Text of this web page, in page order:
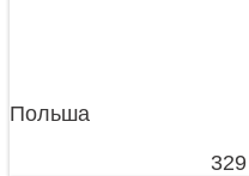
Польша
329